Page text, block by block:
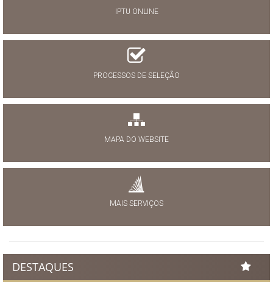
IPTU ONLINE
PROCESSOS DE SELEÇÃO
MAPA DO WEBSITE
MAIS SERVIÇOS
DESTAQUES